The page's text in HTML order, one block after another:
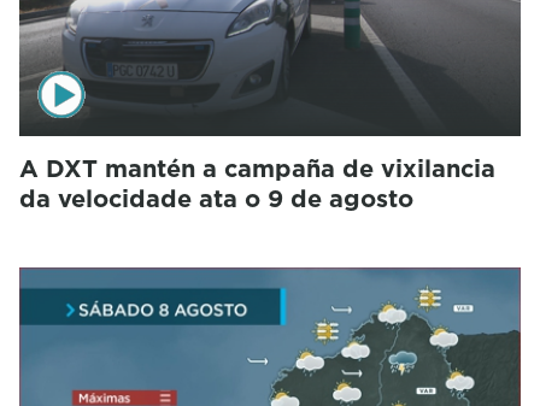
A DXT mantén a campaña de vixilancia
da velocidade ata o 9 de agosto